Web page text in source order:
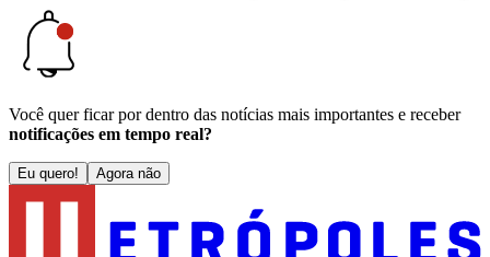
Você quer ficar por dentro das notícias mais importantes e receber
notificações em tempo real?
Eu quero! Agora não